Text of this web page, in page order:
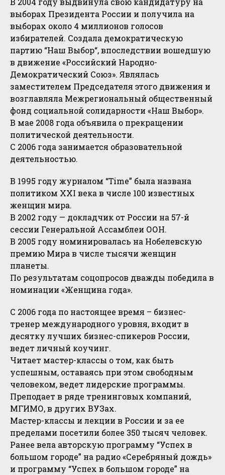
выборах Президента России и получила на
выборах около 4 миллионов голосов
избирателей. Создала демократическую
партию “Наш Выбор“, впоследствии вошедшую
в движение «Российский Народно-
Демократический Союз». Являлась
заместителем Председателя этого движения и
возглавляла Межрегиональный общественный
фонд социальной солидарности «Наш Выбор».
В мае 2008 года объявила о прекращении
политической деятельности.
С 2006 года занимается образовательной
деятельностью.
В 1995 году журналом “Time” была названа
политиком XXI века в числе 100 известных
женщин мира.
В 2002 году — докладчик от России на 57-й
сессии Генеральной Ассамблеи ООН.
В 2005 году номинировалась на Нобелевскую
премию Мира в числе тысячи женщин
планеты.
По результатам соцопросов дважды победила в
номинации «Женщина года».
С 2006 года по настоящее время – бизнес-
тренер международного уровня, входит в
десятку лучших бизнес-спикеров России,
ведет личный коучинг.
Читает мастер-классы о том, как быть
успешным, оставаясь при этом свободным
человеком, ведет лидерские программы.
Преподает в ряде тренинговых компаний,
МГИМО, в других ВУЗах.
Мастер-классы и лекции в России и за ее
пределами посетили более 350 тысяч человек.
Ранее вела авторскую программу “Успех в
большом городе” на радио «Серебряный дождь»
и программу “Успех в большом городе” на